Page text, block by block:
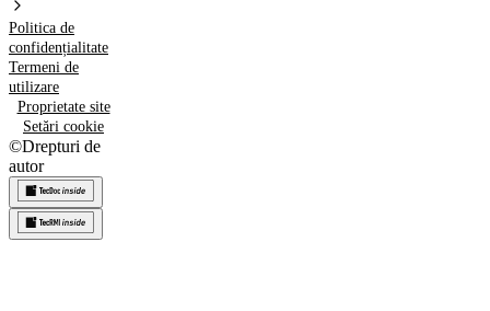
Politica de
confidențialitate
Termeni de
utilizare
Proprietate site
Setări cookie
©Drepturi de
autor